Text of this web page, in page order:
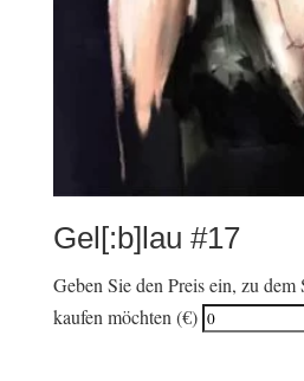
Gel[:b]lau #17
Geben Sie den Preis ein, zu
kaufen möchten (€)